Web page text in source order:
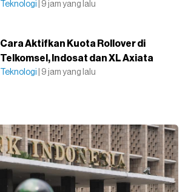
Teknologi | 9 jam yang lalu
Cara Aktifkan Kuota Rollover di
Telkomsel, Indosat dan XL Axiata
Teknologi | 9 jam yang lalu